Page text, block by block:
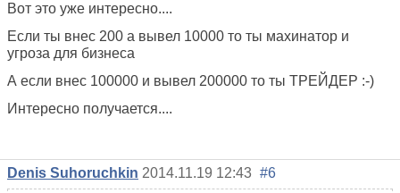
Вот это уже интересно....
Если ты внес 200 а вывел 10000 то ты махинатор и
угроза для бизнеса
А если внес 100000 и вывел 200000 то ты ТРЕЙДЕР :-)
Интересно получается....
Denis Suhoruchkin 2014.11.19 12:43 #6